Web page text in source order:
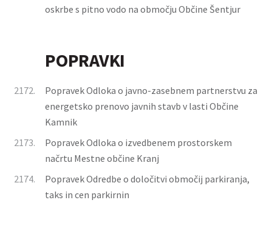
oskrbe s pitno vodo na območju Občine Šentjur
POPRAVKI
2172.
Popravek Odloka o javno-zasebnem partnerstvu za
energetsko prenovo javnih stavb v lasti Občine
Kamnik
2173.
Popravek Odloka o izvedbenem prostorskem
načrtu Mestne občine Kranj
2174.
Popravek Odredbe o določitvi območij parkiranja,
taks in cen parkirnin